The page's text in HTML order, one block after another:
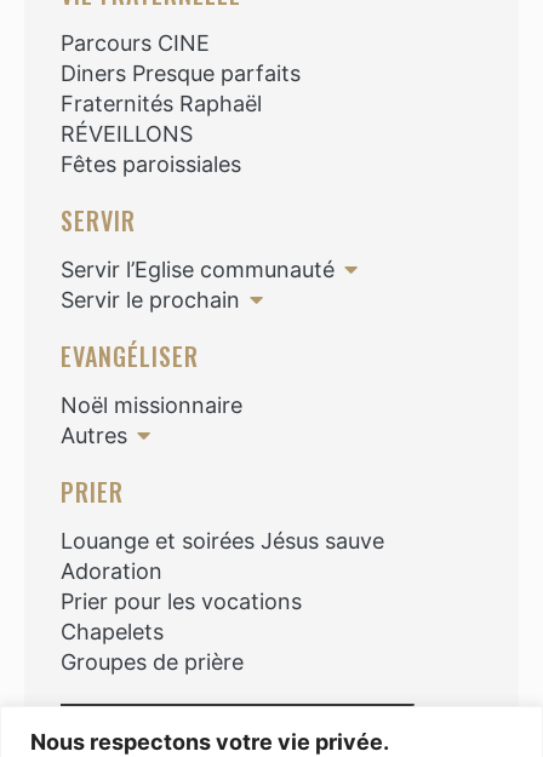
Nous respectons votre vie privée.
Parcours CINE
Diners Presque parfaits
Fraternités Raphaël
RÉVEILLONS
Fêtes paroissiales
SERVIR
Servir l’Eglise communauté
Servir le prochain
EVANGÉLISER
Noël missionnaire
Autres
PRIER
Louange et soirées Jésus sauve
Adoration
Prier pour les vocations
Chapelets
Groupes de prière